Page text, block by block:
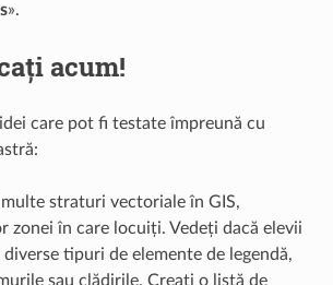
».
acum!
care pot fi testate împreună cu
multe straturi vectoriale în GIS,
zonei în care locuiți. Vedeți dacă elevii
tipuri de elemente de legendă,
sau clădirile. Creați o listă de